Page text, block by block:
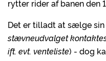
rytter rider af banen den
Det er tilladt at sælge sin
stævneudvalget
ift. evt. venteliste) - dog